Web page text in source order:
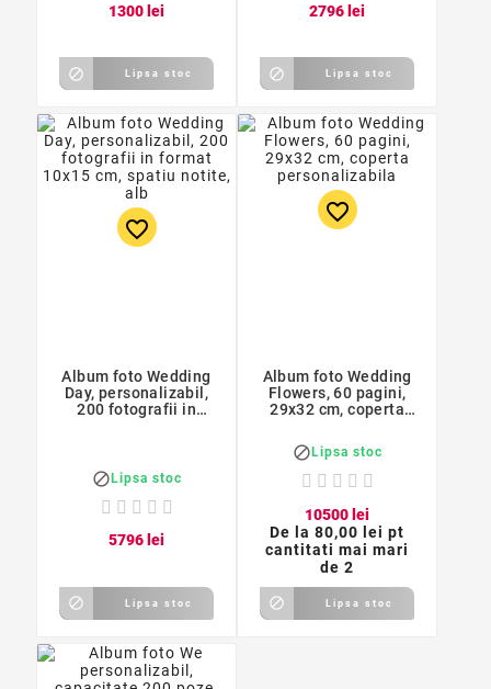
1300 lei
 Lipsa stoc
2796 lei
 Lipsa stoc
favorite_border
Album foto Wedding
Day, personalizabil,
200 fotografii in
Lipsa stoc
5796 lei
 Lipsa stoc
favorite_border
Album foto Wedding
Flowers, 60 pagini,
29x32 cm, coperta
 Lipsa stoc
10500 lei
De la80,00 lei pt
cantitati mai mari
de 2
 Lipsa stoc